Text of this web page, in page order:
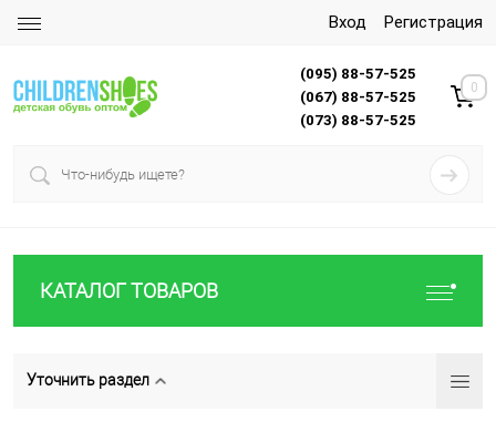
Вход Регистрация
(095) 88-57-525
(067) 88-57-525
(073) 88-57-525
0
КАТАЛОГ ТОВАРОВ
Уточнить раздел